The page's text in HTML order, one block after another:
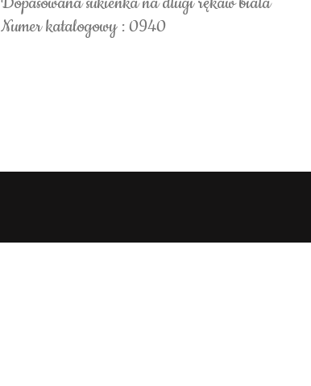
Numer katalogowy : 0940